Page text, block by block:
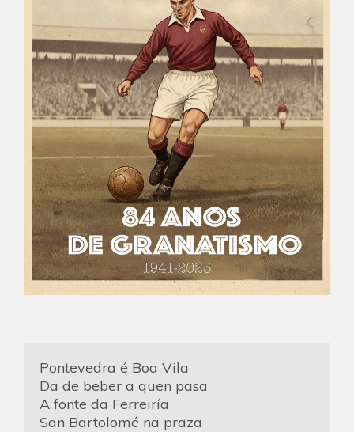
Pontevedra é Boa Vila
Da de beber a quen pasa
A fonte da Ferreiría
San Bartolomé na praza